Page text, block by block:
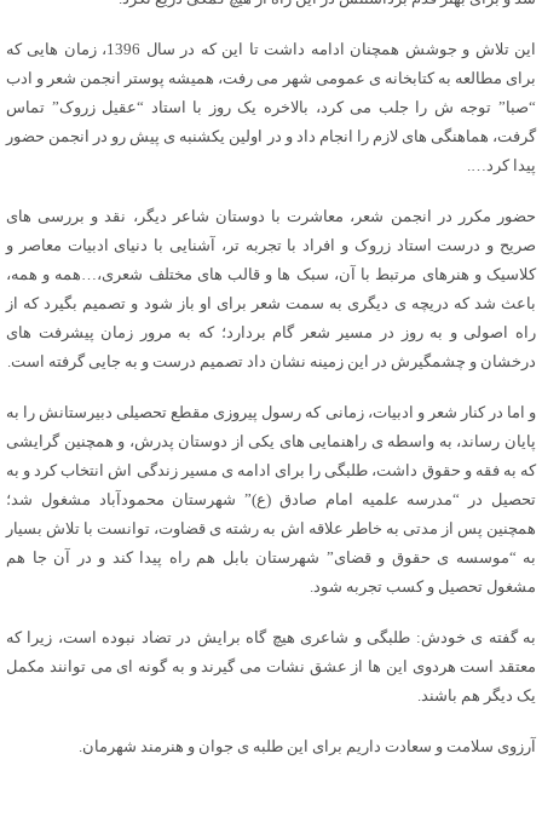
این تلاش و جوشش همچنان ادامه داشت تا این که در سال 1396، زمان هایی که
برای مطالعه به کتابخانه ی عمومی شهر می رفت، همیشه پوستر انجمن شعر و ادب
“صبا” توجه ش را جلب می کرد، بالاخره یک روز با استاد “عقیل زروک” تماس
گرفت، هماهنگی های لازم را انجام داد و در اولین یکشنبه ی پیش رو در انجمن حضور
پیدا کرد….
حضور مکرر در انجمن شعر، معاشرت با دوستان شاعر دیگر، نقد و بررسی های
صریح و درست استاد زروک و افراد با تجربه تر، آشنایی با دنیای ادبیات معاصر و
کلاسیک و هنرهای مرتبط با آن، سبک ها و قالب های مختلف شعری،…همه و همه،
باعث شد که دریچه ی دیگری به سمت شعر برای او باز شود و تصمیم بگیرد که از
راه اصولی و به روز در مسیر شعر گام بردارد؛ که به مرور زمان پیشرفت های
درخشان و چشمگیرش در این زمینه نشان داد تصمیم درست و به جایی گرفته است.
و اما در کنار شعر و ادبیات، زمانی که رسول پیروزی مقطع تحصیلی دبیرستانش را به
پایان رساند، به واسطه ی راهنمایی های یکی از دوستان پدرش، و همچنین گرایشی
که به فقه و حقوق داشت، طلبگی را برای ادامه ی مسیر زندگی اش انتخاب کرد و به
تحصیل در “مدرسه علمیه امام صادق (ع)” شهرستان محمودآباد مشغول شد؛
همچنین پس از مدتی به خاطر علاقه اش به رشته ی قضاوت، توانست با تلاش بسیار
به “موسسه ی حقوق و قضای” شهرستان بابل هم راه پیدا کند و در آن جا هم
مشغول تحصیل و کسب تجربه شود.
به گفته ی خودش: طلبگی و شاعری هیچ گاه برایش در تضاد نبوده است، زیرا که
معتقد است هردوی این ها از عشق نشات می گیرند و به گونه ای می توانند مکمل
یک دیگر هم باشند.
آرزوی سلامت و سعادت داریم برای این طلبه ی جوان و هنرمند شهرمان.